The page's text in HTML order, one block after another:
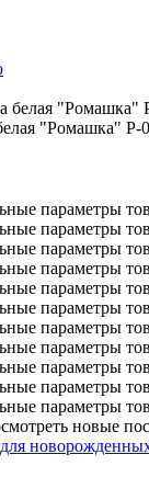
"Ромашка" Р-
параметры
параметры
параметры
параметры
параметры
параметры
параметры
параметры
параметры
параметры
параметры
новые